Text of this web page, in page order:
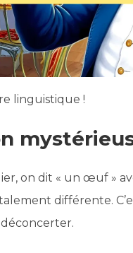
linguistique !
on dit « un œuf »
différente.